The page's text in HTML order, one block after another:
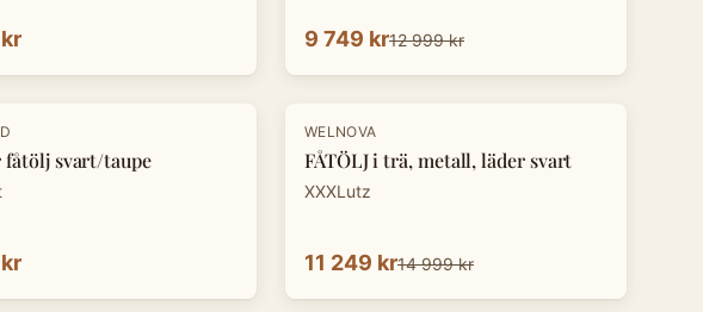
9 749 kr12 999 kr
fåtölj svart/taupe
-25 %
WELNOVA
FÅTÖLJ i trä, metall, läder svart
XXXLutz
11 249 kr14 999 kr